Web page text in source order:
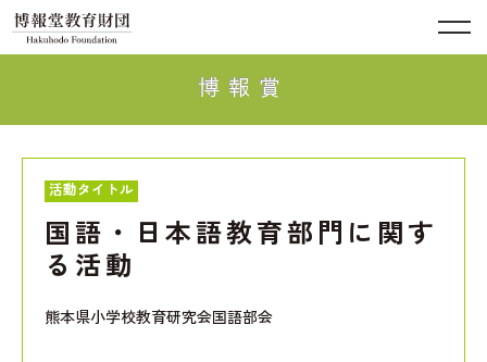
博報賞
活動タイトル
国語・日本語教育部門に関す
る活動
熊本県小学校教育研究会国語部会